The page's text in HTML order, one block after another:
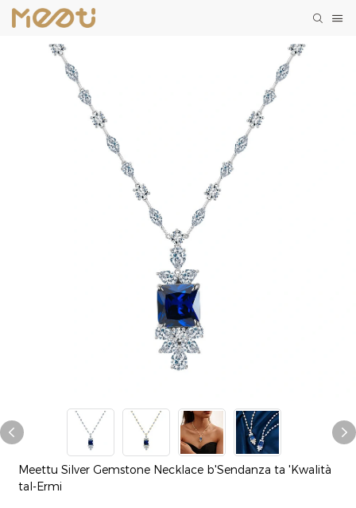
Meettu Silver Gemstone Necklace b'Sendanza ta 'Kwalità
tal-Ermi